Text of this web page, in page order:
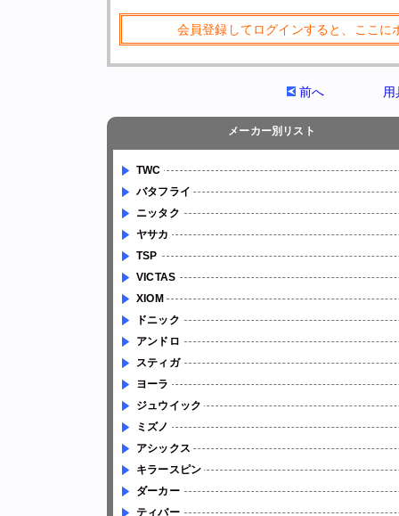
会員登録してログインすると、ここ
前へ
メーカー別リスト
TWC
バタフライ
ニッタク
ヤサカ
TSP
VICTAS
XIOM
ドニック
アンドロ
スティガ
ヨーラ
ジュウイック
ミズノ
アシックス
キラースピン
ダーカー
ティバー